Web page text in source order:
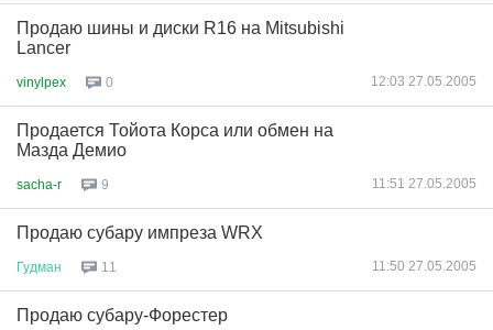
Продаю шины и диски R16 на Mitsubishi
Lancer
vinylpex 0 12:03 27.05.2005
Продается Тойота Корса или обмен на
Мазда Демио
sacha-r 9 11:51 27.05.2005
Продаю субару импреза WRX
Гудман 11 11:50 27.05.2005
Продаю субару-Форестер